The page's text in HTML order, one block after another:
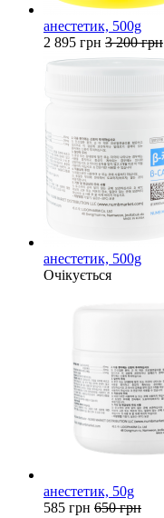
анестетик, 500g
2 895 грн 3 200 грн
анестетик, 500g
Очікується
анестетик, 50g
585 грн 650 грн